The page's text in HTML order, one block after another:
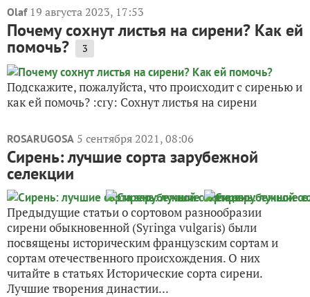
Olaf 19 августа 2023, 17:53
Почему сохнут листья на сирени? Как ей
помочь? 3
Подскажите, пожалуйста, что происходит с сиренью и
как ей помочь? :cry: Сохнут листья на сирени
ROSARUGOSA 5 сентября 2021, 08:06
Сирень: лучшие сорта зарубежной
селекции
Предыдущие статьи о сортовом разнообразии
сирени обыкновенной (Syringa vulgaris) были
посвящены историческим французским сортам и
сортам отечественного происхождения. О них
читайте в статьях Исторические сорта сирени.
Лучшие творения династии...